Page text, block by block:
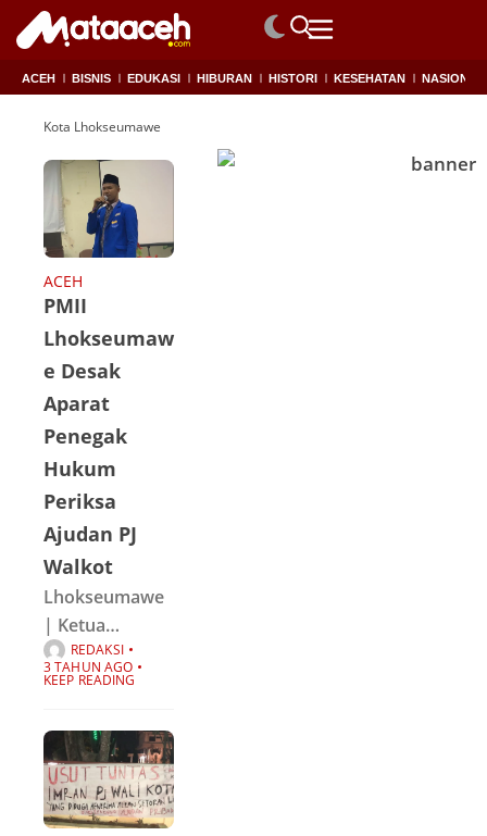
ACEH BISNIS EDUKASI HIBURAN HISTORI KESEHATAN NASIONAL
Kota Lhokseumawe
ACEH
PMII
Lhokseumaw
e Desak
Aparat
Penegak
Hukum
Periksa
Ajudan PJ
Walkot
Lhokseumawe
| Ketua
Pergerakan
mahasiswa
( PMII ) kota
Lhokseumawe,
Zarnuji
membuka
REDAKSI
3 TAHUN AGO
KEEP READING